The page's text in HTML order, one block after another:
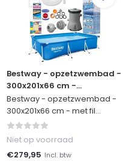
Bestway - opzetzwembad -
300x201x66 cm -...
Bestway - opzetzwembad -
300x201x66 cm - met fil...
Niet op voorraad
€279,95 Incl. btw